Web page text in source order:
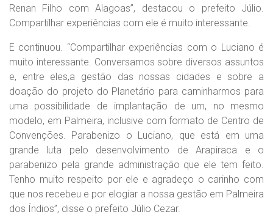
Renan Filho com Alagoas”, destacou o prefeito Júlio.
Compartilhar experiências com ele é muito interessante.
E continuou. “Compartilhar experiências com o Luciano é
muito interessante. Conversamos sobre diversos assuntos
e, entre eles,a gestão das nossas cidades e sobre a
doação do projeto do Planetário para caminharmos para
uma possibilidade de implantação de um, no mesmo
modelo, em Palmeira, inclusive com formato de Centro de
Convenções. Parabenizo o Luciano, que está em uma
grande luta pelo desenvolvimento de Arapiraca e o
parabenizo pela grande administração que ele tem feito.
Tenho muito respeito por ele e agradeço o carinho com
que nos recebeu e por elogiar a nossa gestão em Palmeira
dos Índios”, disse o prefeito Júlio Cezar.